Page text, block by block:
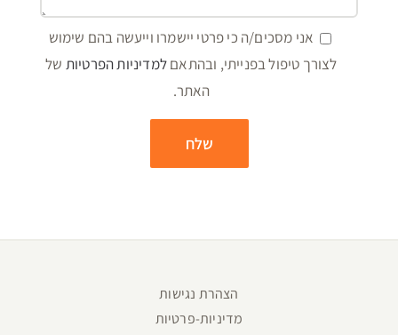
אני מסכים/ה כי פרטי יישמרו וייעשה בהם שימוש
לצורך טיפול בפנייתי, ובהתאםלמדיניות הפרטיות של
האתר.
הצהרת נגישות
מדיניות-פרטיות